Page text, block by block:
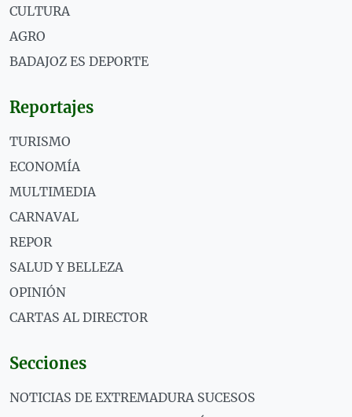
CULTURA
AGRO
BADAJOZ ES DEPORTE
Reportajes
TURISMO
ECONOMÍA
MULTIMEDIA
CARNAVAL
REPOR
SALUD Y BELLEZA
OPINIÓN
CARTAS AL DIRECTOR
Secciones
NOTICIAS DE EXTREMADURA SUCESOS